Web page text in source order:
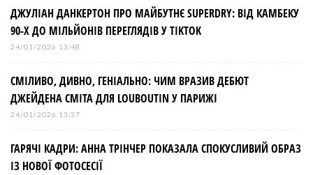
ДЖУЛІАН ДАНКЕРТОН ПРО МАЙБУТНЄ SUPERDRY: ВІД КАМБЕКУ
90-Х ДО МІЛЬЙОНІВ ПЕРЕГЛЯДІВ У TIKTOK
24/01/2026 13:48
СМІЛИВО, ДИВНО, ГЕНІАЛЬНО: ЧИМ ВРАЗИВ ДЕБЮТ
ДЖЕЙДЕНА СМІТА ДЛЯ LOUBOUTIN У ПАРИЖІ
24/01/2026 13:37
ГАРЯЧІ КАДРИ: АННА ТРІНЧЕР ПОКАЗАЛА СПОКУСЛИВИЙ ОБРАЗ
ІЗ НОВОЇ ФОТОСЕСІЇ